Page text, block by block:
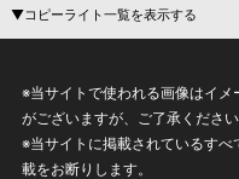
▼コピーライト一覧を表示する
※当サイトで使われる画像はイメ
がございますが、ご了承ください
※当サイトに掲載されているす
載をお断りします。